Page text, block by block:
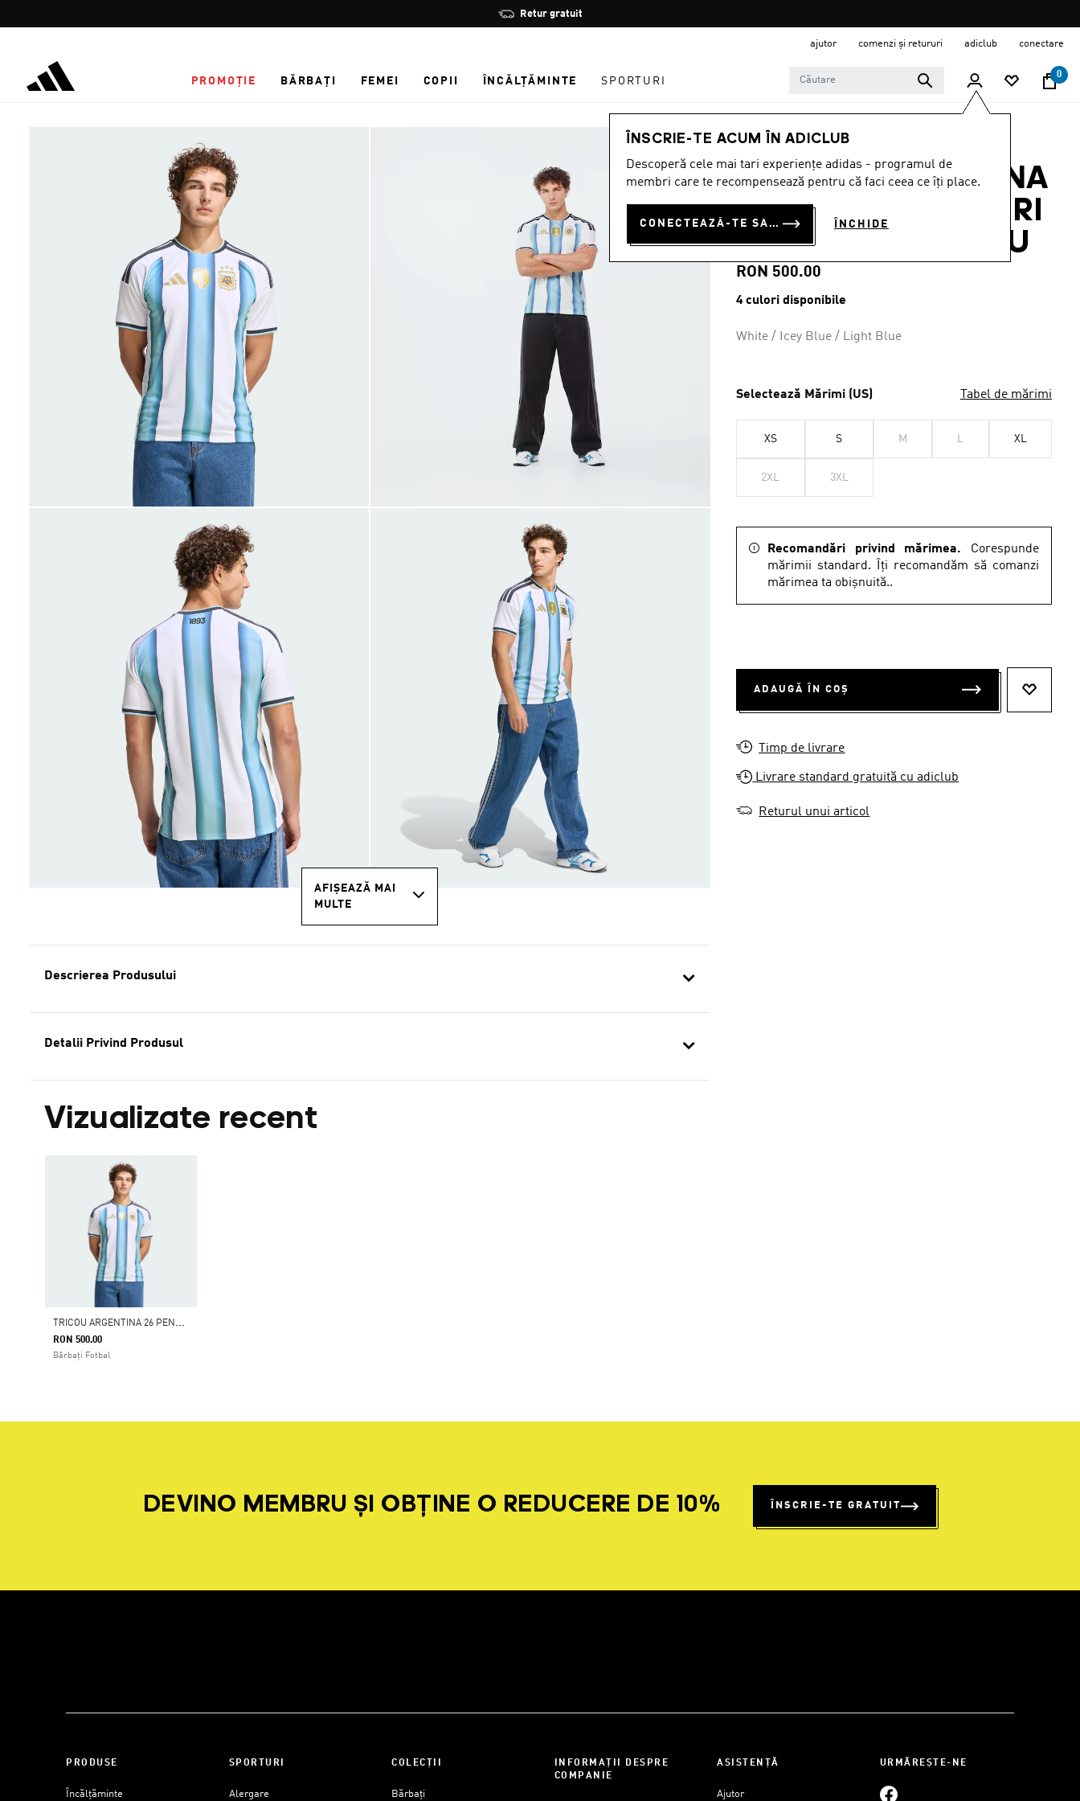
Oprește
rotația
Reduceri de până la 30%
ajutor comenzi și retururi adiclub conectare
PROMOȚIE BĂRBAȚI FEMEI COPII ÎNCĂLȚĂMINTE SPORTURI
0
ÎNSCRIE-TE ACUM ÎN ADICLUB
Descoperă cele mai tari experiențe adidas - programul de
membri care te recompensează pentru că faci ceea ce îți place.
CONECTEAZĂ-TE SAU ÎNSCRIE-TE ACUM ÎNCHIDE
AFIȘEAZĂ MAI
MULTE
Descrierea Produsului
Detalii Privind Produsul
Vizualizate recent
T
RICOU ARGENTINA 26 PENTRU MECIURI PE TEREN PROPRIU
RON 500.00
Bărbați Fotbal
BĂRBAȚI ÎMBRĂCĂMINTE
TRICOU ARGENTINA
26 PENTRU MECIURI
PE TEREN PROPRIU
RON 500.00
4 culori disponibile
White / Icey Blue / Light Blue
Selectează Mărimi (US) Tabel de mărimi
XS S M L XL
2XL 3XL
Recomandări privind mărimea. Corespunde
mărimii standard. Îți recomandăm să comanzi
mărimea ta obișnuită..
ADAUGĂ ÎN COȘ
Timp de livrare
Livrare standard gratuită cu adiclub
Returul unui articol
DEVINO MEMBRU ȘI OBȚINE O REDUCERE DE 10% ÎNSCRIE-TE GRATUIT
PRODUSE
Încălțăminte
SPORTURI
Alergare
COLECȚII
Bărbați
INFORMAȚII DESPRE
COMPANIE
ASISTENȚĂ
Ajutor
URMĂREȘTE-NE